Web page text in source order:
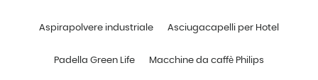
Aspirapolvere industriale Asciugacapelli per Hotel
Padella Green Life Macchine da caffè Philips